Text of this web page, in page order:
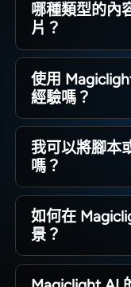
哪種類型的內
片？
教育工作者、說
Magiclight AI 通
常適合製作詳細
影片。
使用
經驗嗎？
使用 Magiclight
該工具會處理結
此您無需專業剪
片。
我可以將腳本
嗎？
您可以將大綱或
建場景。生成器
節奏得當的 10
如何在
景？
在 Magiclight AI